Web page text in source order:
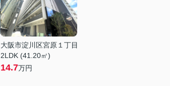
大阪市淀川区宮原１丁目
2LDK (41.20㎡)
14.7万円